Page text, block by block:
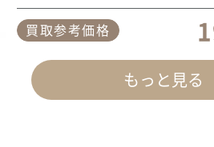
買取参考価格
もっと見る